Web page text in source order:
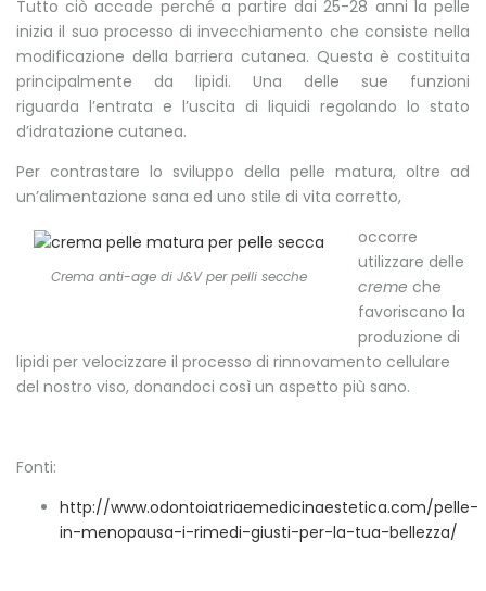
Tutto ciò accade perché a partire dai 25-28 anni la pelle
inizia il suo processo di invecchiamento che consiste nella
modificazione della barriera cutanea. Questa è costituita
principalmente da lipidi. Una delle sue funzioni
riguarda l’entrata e l’uscita di liquidi regolando lo stato
d’idratazione cutanea.
Per contrastare lo sviluppo della pelle matura, oltre ad
un’alimentazione sana ed uno stile di vita corretto,
Crema anti-age di J&V per pelli secche
occorre
utilizzare delle
creme che
favoriscano la
produzione di
lipidi per velocizzare il processo di rinnovamento cellulare
del nostro viso, donandoci così un aspetto più sano.
Fonti:
http://www.odontoiatriaemedicinaestetica.com/pelle-
in-menopausa-i-rimedi-giusti-per-la-tua-bellezza/